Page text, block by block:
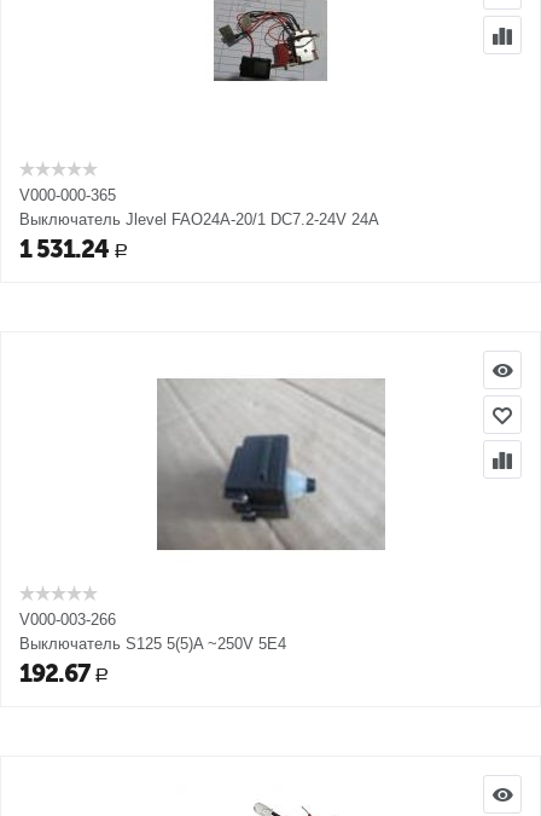
V000-000-365
Выключатель Jlevel FAO24A-20/1 DC7.2-24V 24A
1 531.24 Р
V000-003-266
Выключатель S125 5(5)A ~250V 5E4
192.67 Р